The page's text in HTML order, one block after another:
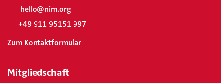
hello@nim.org
+49 911 95151 997
Zum Kontaktformular
Mitgliedschaft